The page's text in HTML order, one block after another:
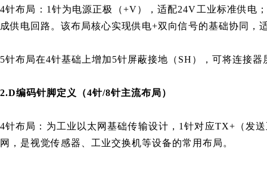
4针布局：1针为电源正极（+V），适配24V工业标准供电
成供电回路。该布局核心实现供电+双向信号的基础协同，
5针布局在4针基础上增加5针屏蔽接地（SH），可将连接
2.D编码针脚定义（4针/8针主流布局）
4针布局：为工业以太网基础传输设计，1针对应TX+（发
网，是视觉传感器、工业交换机等设备的常用布局。